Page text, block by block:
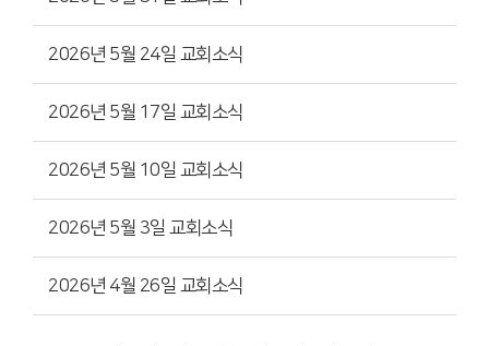
2026년 5월 24일 교회소식
2026년 5월 17일 교회소식
2026년 5월 10일 교회소식
2026년 5월 3일 교회소식
2026년 4월 26일 교회소식